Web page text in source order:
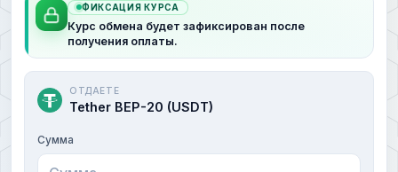
ФИКСАЦИЯ КУРСА
Курс обмена будет зафиксирован после
получения оплаты.
ОТДАЕТЕ
Tether BEP-20 (USDT)
Сумма